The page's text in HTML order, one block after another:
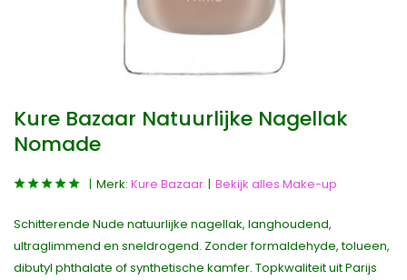
Kure Bazaar Natuurlijke Nagellak
Nomade
Merk: Kure Bazaar Bekijk alles Make-up
Schitterende Nude natuurlijke nagellak, langhoudend,
ultraglimmend en sneldrogend. Zonder formaldehyde, tolueen,
dibutyl phthalate of synthetische kamfer. Topkwaliteit uit Parijs